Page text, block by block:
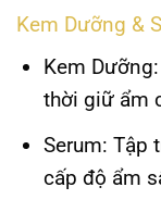
Kem Dưỡng &
Kem Dưỡng
thời giữ ẩm
Serum: Tập
cấp độ ẩm